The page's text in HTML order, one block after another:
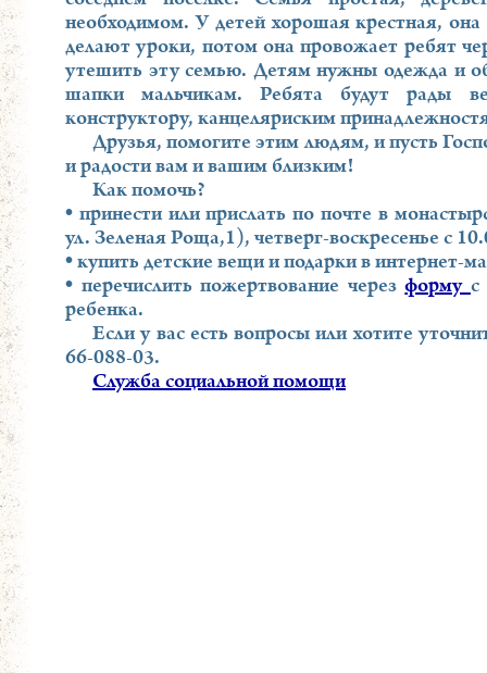
необходимом. У детей хорошая крестная,
делают уроки, потом она провожает ребят
утешить эту семью. Детям нужны одежда и
шапки мальчикам. Ребята будут рады
конструктору, канцеляриским
Друзья, помогите этим людям, и пусть
и радости вам и вашим близким!
Как помочь?
• принести или прислать по почте в
ул. Зеленая Роща,1), четверг-воскресенье с
• купить детские вещи и подарки в интернет-
• перечислить пожертвование черезформус
ребенка.
Если у вас есть вопросы или хотите
66-088-03.
Служба социальной помощи